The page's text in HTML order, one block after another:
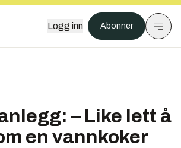
Logg inn Abonner
– Like lett å
en vannkoker